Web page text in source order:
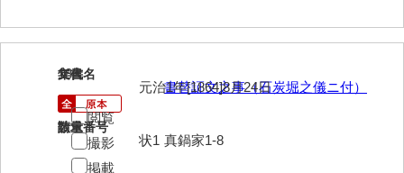
木村家文書（山口市）
木村一人文書
18
文書名
書替証文之事（石炭堀之儀ニ付）
請求番号
真鍋家1-8
年代
元治1年[1864]8月24日
数量
状1
閲覧
撮影
掲載